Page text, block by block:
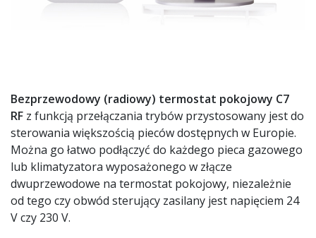
Bezprzewodowy (radiowy) termostat pokojowy C7
RF z funkcją przełączania trybów przystosowany jest do
sterowania większością pieców dostępnych w Europie.
Można go łatwo podłączyć do każdego pieca gazowego
lub klimatyzatora wyposażonego w złącze
dwuprzewodowe na termostat pokojowy, niezależnie
od tego czy obwód sterujący zasilany jest napięciem 24
V czy 230 V.